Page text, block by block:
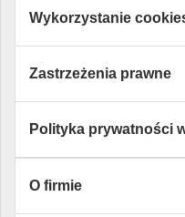
Wykorzystanie
Zastrzeżenia prawne
Polityka prywatności
O firmie